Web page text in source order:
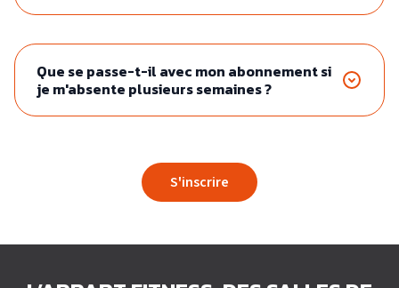
Que se passe-t-il avec mon abonnement si
je m'absente plusieurs semaines ?
S'inscrire